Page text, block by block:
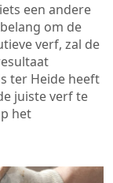
een andere
om de
verf, zal de
ter Heide heeft
juiste verf te
het